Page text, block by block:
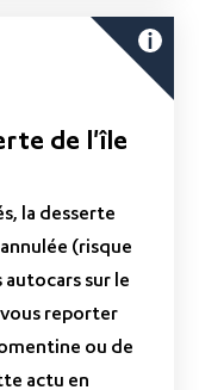
de l'île
la desserte
(risque
sur le
reporter
ou de
actu en